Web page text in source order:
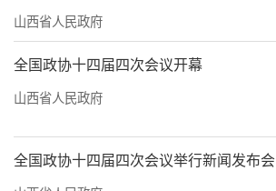
山西省人民政府
全国政协十四届四次会议开幕
山西省人民政府
全国政协十四届四次会议举行新闻发布会